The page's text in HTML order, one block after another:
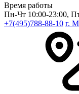
Время работы
Пн-Чт 10:00-23:00,
+7(495)788-88-10 г.